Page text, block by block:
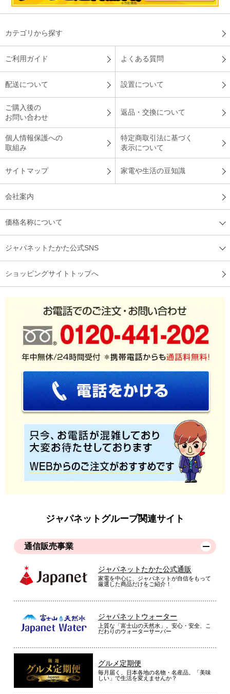
カテゴリから探す
ご利用ガイド よくある質問
配送について 設置について
ご購入後の
お問い合わせ
返品・交換について
個人情報保護への
取組み
特定商取引法に基づく
表示について
サイトマップ 家電や生活の豆知識
会社案内
価格名称について
ジャパネットたかた公式SNS
ショッピングサイトトップへ
ジャパネットグループ関連サイト
通信販売事業
ジャパネットたかた公式通販
家電を中心に、ジャパネットが自信をもって
厳選した商品だけをご紹介！
ジャパネットウォーター
上質な「富士山の天然水」。安心・安全、こ
だわりのウォーターサーバー
グルメ定期便
毎月届く、日本各地の名物・名産品。「美味
しい」で生活を変えませんか？